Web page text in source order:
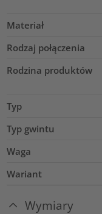
Materiał
Rodzaj połączenia
Rodzina produktów
Typ
Typ gwintu
Waga
Wariant
Wymiary